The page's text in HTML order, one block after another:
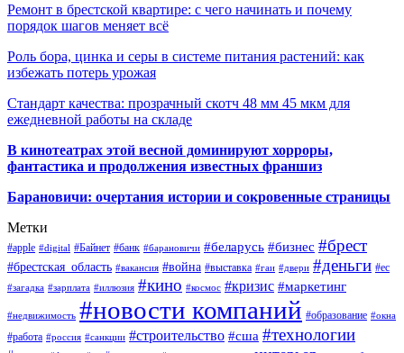
Ремонт в брестской квартире: с чего начинать и почему
порядок шагов меняет всё
Роль бора, цинка и серы в системе питания растений: как
избежать потерь урожая
Стандарт качества: прозрачный скотч 48 мм 45 мкм для
ежедневной работы на складе
В кинотеатрах этой весной доминируют хорроры,
фантастика и продолжения известных франшиз
Барановичи: очертания истории и сокровенные страницы
Метки
#apple #digital #Байнет #банк #барановичи #беларусь #бизнес #брест
#брестская_область #вакансия #война #выставка #гаи #двери #деньги #ес
#загадка #зарплата #иллюзия #кино #космос #кризис #маркетинг
#недвижимость #новости компаний #образование #окна
#работа #россия #санкции #строительство #сша #технологии